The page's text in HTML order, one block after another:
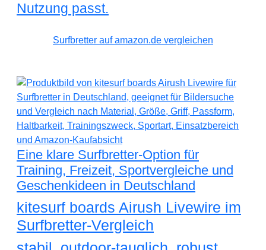
Nutzung passt.
Surfbretter auf amazon.de vergleichen
Eine klare Surfbretter-Option für
Training, Freizeit, Sportvergleiche und
Geschenkideen in Deutschland
kitesurf boards Airush Livewire im
Surfbretter-Vergleich